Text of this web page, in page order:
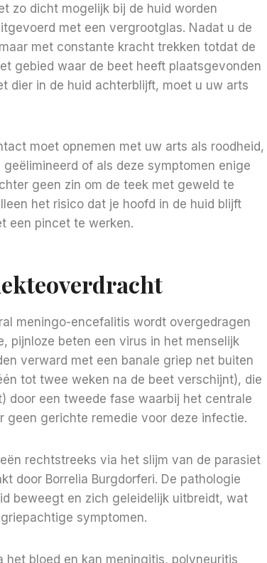
zo dicht mogelijk bij de huid worden
met een vergrootglas. Nadat u de
met constante kracht trekken totdat de
gebied waar de beet heeft plaatsgevonden
dier in de huid achterblijft, moet u uw arts
moet opnemen met uw arts als roodheid,
of als deze symptomen enige
geen zin om de teek met geweld te
het risico dat je hoofd in de huid blijft
een pincet te werken.
meningo-encefalitis wordt overgedragen
pijnloze beten een virus in het menselijk
verward met een banale griep net buiten
tot twee weken na de beet verschijnt), die
door een tweede fase waarbij het centrale
geen gerichte remedie voor deze infectie.
rechtstreeks via het slijm van de parasiet
door Borrelia Burgdorferi. De pathologie
beweegt en zich geleidelijk uitbreidt, wat
symptomen.
bloed en kan meningitis, polyneuritis